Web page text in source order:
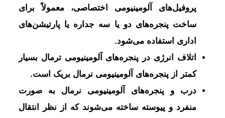
پروفیل‌های آلومینیومی اختصاصی، معمولاً برای
ساخت پنجره‌های دو یا سه جداره یا پارتیشن‌های
اداری استفاده می‌شود.
اتلاف انرژی در پنجره‌های آلومینیومی ترمال بسیار
کمتر از پنجره‌های آلومینیومی نرمال بریک است.
درب و پنجره‌های آلومینیومی نرمال به صورت
منفرد و پیوسته ساخته می‌شوند که از نظر انتقال